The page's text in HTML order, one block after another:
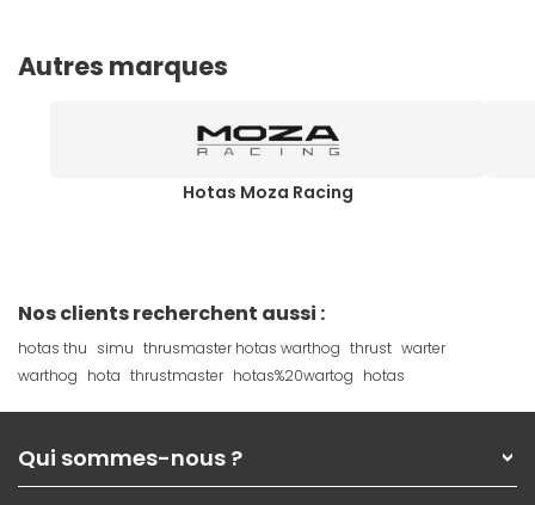
Autres marques
Hotas Moza Racing
Nos clients recherchent aussi :
hotas thu simu thrusmaster hotas warthog thrust warter
warthog hota thrustmaster hotas%20wartog hotas
Qui sommes-nous ?